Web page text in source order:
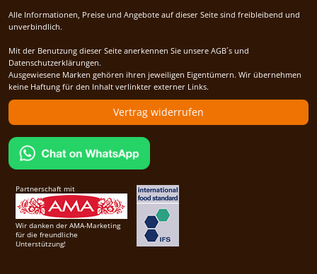
Alle Informationen, Preise und Angebote auf dieser Seite sind freibleibend und
unverbindlich.
Mit der Benutzung dieser Seite anerkennen Sie unsere AGB´s und
Datenschutzerklärungen.
Ausgewiesene Marken gehören ihren jeweiligen Eigentümern. Wir übernehmen
keine Haftung für den Inhalt verlinkter externer Links.
Vertrag widerrufen
Partnerschaft mit
Wir danken der AMA-Marketing
für die freundliche
Unterstützung!